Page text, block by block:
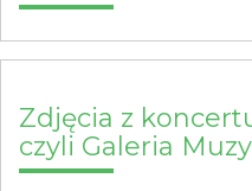
Zdjęcia z
czyli Galeria